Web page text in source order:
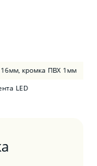
кромка ПВХ 1мм
LED